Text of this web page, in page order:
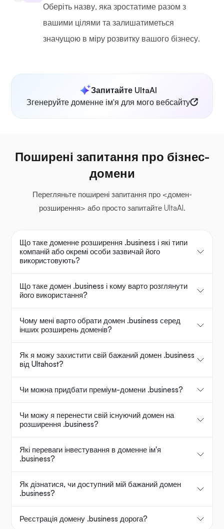
Оберіть назву, яка зростатиме разом з
вашими цілями та залишатиметься
значущою в міру розвитку вашого бізнесу.
Запитайте UltaAI
Згенеруйте доменне ім'я для мого вебсайту
Поширені запитання про бізнес-
домени
Перегляньте поширені запитання про <домен-
розширення> або просто запитайте UltaAI.
Що таке доменне розширення .business і які типи
компаній або окремі особи зазвичай його
використовують?
Що таке домен .business і кому варто розглянути
його використання?
Чому мені варто обрати домен .business серед
інших розширень доменів?
Як я можу захистити свій бажаний домен .business
від Ultahost?
Чи можна придбати преміум-домени .business?
Чи можу я перенести свій існуючий домен на
розширення .business?
Які переваги інвестування в доменне ім'я
.business?
Як дізнатися, чи доступний мій бажаний домен
.business?
Реєстрація домену .business дорога?